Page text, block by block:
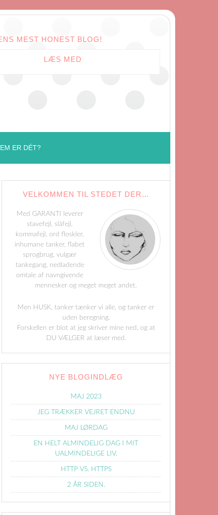
MEST HONEST BLOG!
LÆS MED
ER DÉT?
VELKOMMEN TIL STEDET DER…
Med GARANTI leverer
stavefejl, slåfejl,
kommafejl, ord floskler,
inhumane tanker, flabet
sprogbrug, vulgær
tankegang, nedladende
omtale af navngivende
mennesker og meget meget andet.
Men HUSK, tanker tænker vi alle, og tanker er
uden beregning.
Forskellen er blot at jeg skriver mine ned, og at
DU VÆLGER at læser med.
NYE BLOGINDLÆG
MAJ 2023
JEG TRÆKKER VEJRET ENDNU
MAJ LØRDAG
EN HELT ALMINDELIG DAG I MIT
UALMINDELIGE LIV.
HTTP VS. HTTPS
2 ÅR SIDEN.